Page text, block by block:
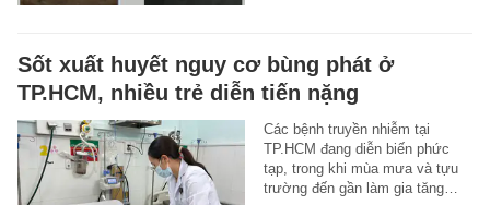
Sốt xuất huyết nguy cơ bùng phát ở
TP.HCM, nhiều trẻ diễn tiến nặng
Các bệnh truyền nhiễm tại
TP.HCM đang diễn biến phức
tạp, trong khi mùa mưa và tựu
trường đến gần làm gia tăng…